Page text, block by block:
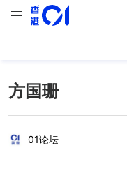
方国珊
01论坛